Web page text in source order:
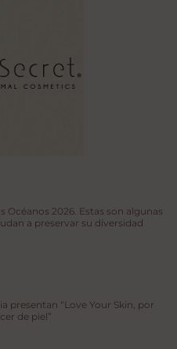
Océanos 2026. Estas son algunas
a preservar su diversidad
presentan “Love Your Skin, por
de piel”